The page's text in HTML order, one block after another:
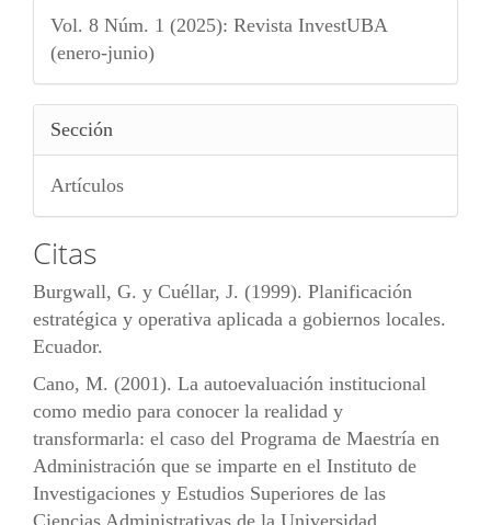
Vol. 8 Núm. 1 (2025): Revista InvestUBA
(enero-junio)
Sección
Artículos
Citas
Burgwall, G. y Cuéllar, J. (1999). Planificación
estratégica y operativa aplicada a gobiernos locales.
Ecuador.
Cano, M. (2001). La autoevaluación institucional
como medio para conocer la realidad y
transformarla: el caso del Programa de Maestría en
Administración que se imparte en el Instituto de
Investigaciones y Estudios Superiores de las
Ciencias Administrativas de la Universidad